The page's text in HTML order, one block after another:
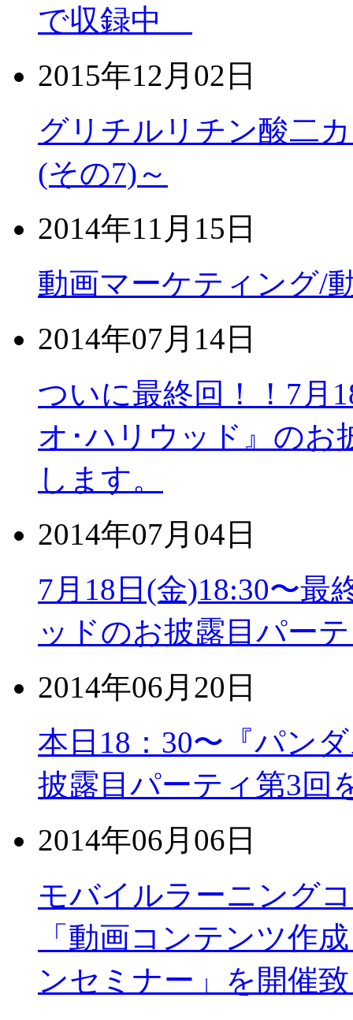
で収録中
2015年12月02日
グリチルリチン酸二
(その7)～
2014年11月15日
動画マーケティング/
2014年07月14日
ついに最終回！！7月
オ･ハリウッド』のお
します。
2014年07月04日
7月18日(金)18:30〜
ッドのお披露目パー
2014年06月20日
本日18：30〜『パン
披露目パーティ第3回
2014年06月06日
モバイルラーニング
「動画コンテンツ作
ンセミナー」を開催